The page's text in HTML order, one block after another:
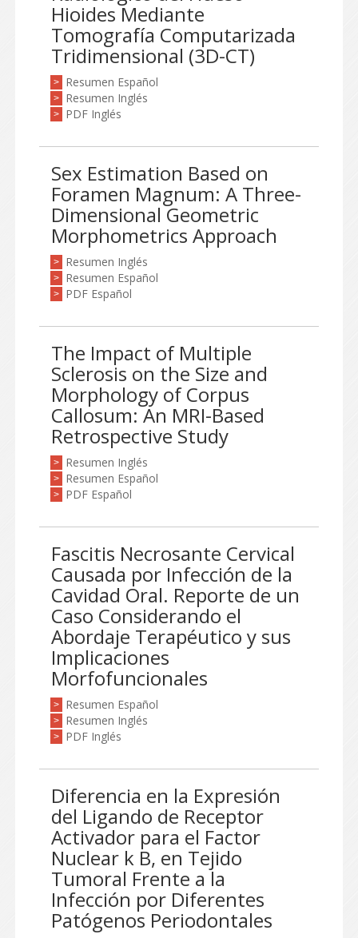
Hioides Mediante
Tomografía Computarizada
Tridimensional (3D-CT)
> Resumen Español
> Resumen Inglés
> PDF Inglés
Sex Estimation Based on
Foramen Magnum: A Three-
Dimensional Geometric
Morphometrics Approach
> Resumen Inglés
> Resumen Español
> PDF Español
The Impact of Multiple
Sclerosis on the Size and
Morphology of Corpus
Callosum: An MRI-Based
Retrospective Study
> Resumen Inglés
> Resumen Español
> PDF Español
Fascitis Necrosante Cervical
Causada por Infección de la
Cavidad Oral. Reporte de un
Caso Considerando el
Abordaje Terapéutico y sus
Implicaciones
Morfofuncionales
> Resumen Español
> Resumen Inglés
> PDF Inglés
Diferencia en la Expresión
del Ligando de Receptor
Activador para el Factor
Nuclear k B, en Tejido
Tumoral Frente a la
Infección por Diferentes
Patógenos Periodontales